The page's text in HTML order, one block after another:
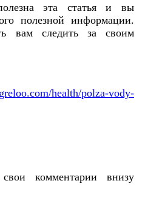
эта статья и вы
полезной информации.
вам следить за своим
health/polza-vody-
комментарии внизу